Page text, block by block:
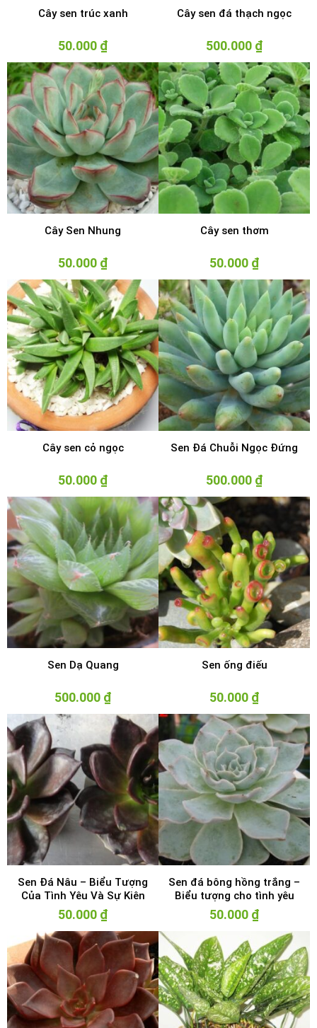
Cây sen trúc xanh
50.000 ₫
Cây sen đá thạch ngọc
500.000 ₫
Cây Sen Nhung
50.000 ₫
Cây sen thơm
50.000 ₫
Cây sen cỏ ngọc
50.000 ₫
Sen Đá Chuỗi Ngọc Đứng
500.000 ₫
Sen Dạ Quang
500.000 ₫
Sen ống điếu
50.000 ₫
Sen Đá Nâu – Biểu Tượng
Của Tình Yêu Và Sự Kiên
Cường
50.000 ₫
Sen đá bông hồng trắng –
Biểu tượng cho tình yêu
vĩnh cửu
50.000 ₫